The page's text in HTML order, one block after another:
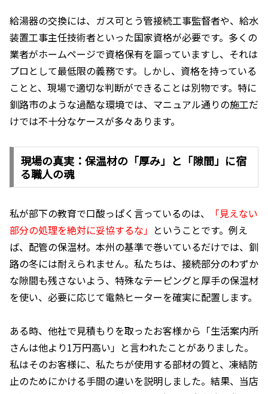
給湯器の交換には、ガス可とう管接続工事監督者や、給水
装置工事主任技術者といった国家資格が必要です。多くの
業者がホームページで資格保有を謳っていますし、それは
プロとして最低限の義務です。しかし、資格を持っている
ことと、現場で適切な判断ができることは別物です。特に
釧路市のような過酷な環境では、マニュアル通りの施工だ
けでは不十分なケースが多々あります。
現場の真実：保温材の「厚み」と「隙間」に宿
る職人の魂
私が部下の教育で口酸っぱく言っているのは、
「見えない
部分の処理を絶対に妥協するな」 ということです。例え
ば、配管の保温材。本州の基準で巻いているだけでは、釧
路の冬には耐えられません。私たちは、接続部分のわずか
な隙間も残さないよう、特殊なテーピングと厚手の保温材
を使い、必要に応じて電熱ヒーターを確実に配置します。
ある時、他社で見積もりを取ったお客様から「生活案内所
さんは他より1万円高い」と言われたことがありました。
私はそのお客様に、私たちが使用する部材の質と、凍結防
止のためにかける手間の違いを説明しました。結果、当店